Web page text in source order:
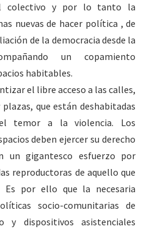
colectivo y por lo tanto la
nuevas de hacer política , de
de la democracia desde la
un copamiento
habitables.
el libre acceso a las calles,
que están deshabitadas
temor a la violencia. Los
deben ejercer su derecho
un gigantesco esfuerzo por
reproductoras de aquello que
Es por ello que la necesaria
socio-comunitarias de
y dispositivos asistenciales